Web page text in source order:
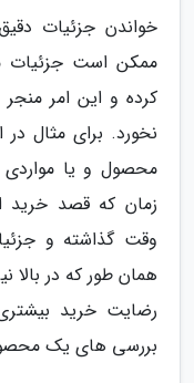
خواندن جزئیات
ممکن است جزئیات
کرده و این امر
نخورد. برای مثال
محصول و یا
زمان که قصد خرید
وقت گذاشته و
همان طور که در بالا
رضایت خرید
بررسی های یک